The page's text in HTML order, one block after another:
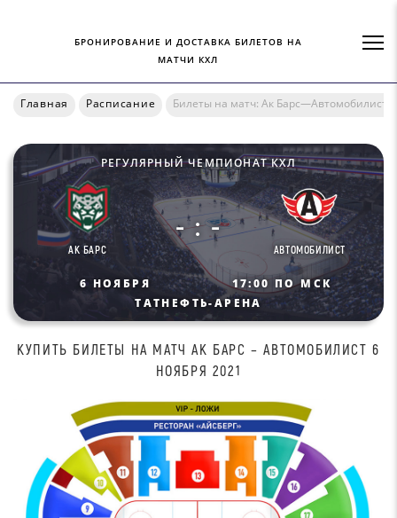
БРОНИРОВАНИЕ И ДОСТАВКА БИЛЕТОВ НА
МАТЧИ КХЛ
Главная Расписание Билеты на матч: Ак Барс—Автомобилист
РЕГУЛЯРНЫЙ ЧЕМПИОНАТ КХЛ
АК БАРС
- : -
АВТОМОБИЛИСТ
6 НОЯБРЯ
17:00 ПО МСК
ТАТНЕФТЬ-АРЕНА
КУПИТЬ БИЛEТЫ НА МАТЧ AК БAPC – AВТOМOБИЛИСТ 6
НОЯБРЯ 2021